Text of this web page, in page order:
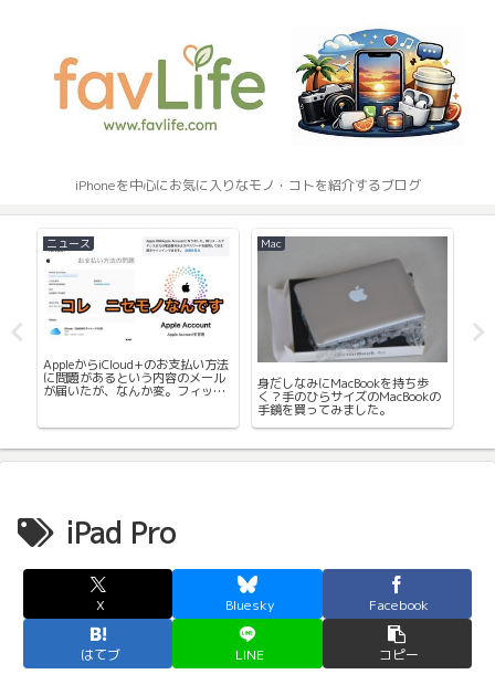
iPhoneを中心にお気に入りなモノ・コトを紹介するブログ
ニュース
AppleからiCloud+のお支払い方法
に問題があるという内容のメール
が届いたが、なんか変。フィッシ
Mac
身だしなみにMacBookを持ち歩
く？手のひらサイズのMacBookの
手鏡を買ってみました。
iPad Pro
X Bluesky Facebook
はてブ LINE コピー